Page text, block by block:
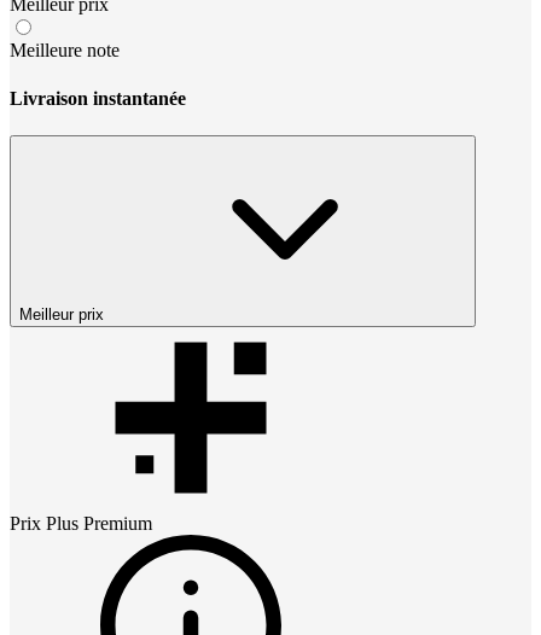
Meilleur prix
Meilleure note
Livraison instantanée
Meilleur prix
Prix Plus Premium